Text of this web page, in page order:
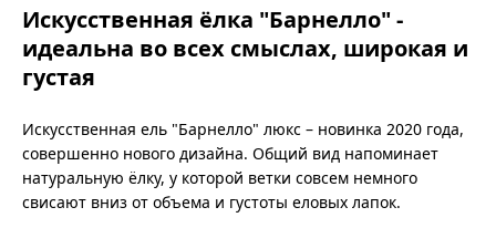
Искусственная ёлка "Барнелло" -
идеальна во всех смыслах, широкая и
густая
Искусственная ель "Барнелло" люкс – новинка 2020 года,
совершенно нового дизайна. Общий вид напоминает
натуральную ёлку, у которой ветки совсем немного
свисают вниз от объема и густоты еловых лапок.